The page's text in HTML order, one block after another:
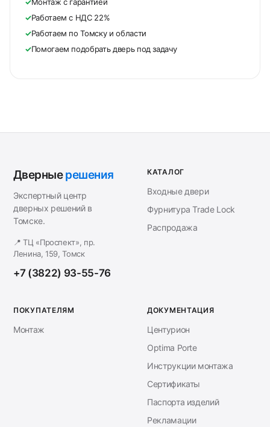
✓Работаем с НДС 22%
✓Работаем по Томску и области
✓Помогаем подобрать дверь под задачу
Дверныерешения
Экспертный центр
дверных решений в
Томске.
📍 ТЦ «Проспект», пр.
Ленина, 159, Томск
+7 (3822) 93-55-76
КАТАЛОГ
Входные двери
Фурнитура Trade Lock
Распродажа
ПОКУПАТЕЛЯМ
Монтаж
ДОКУМЕНТАЦИЯ
Центурион
Optima Porte
Инструкции монтажа
Сертификаты
Паспорта изделий
Рекламации